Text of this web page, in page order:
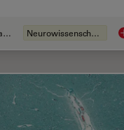
Laser Microdissection (LMD)
Whitepaper Neurowissenschaften